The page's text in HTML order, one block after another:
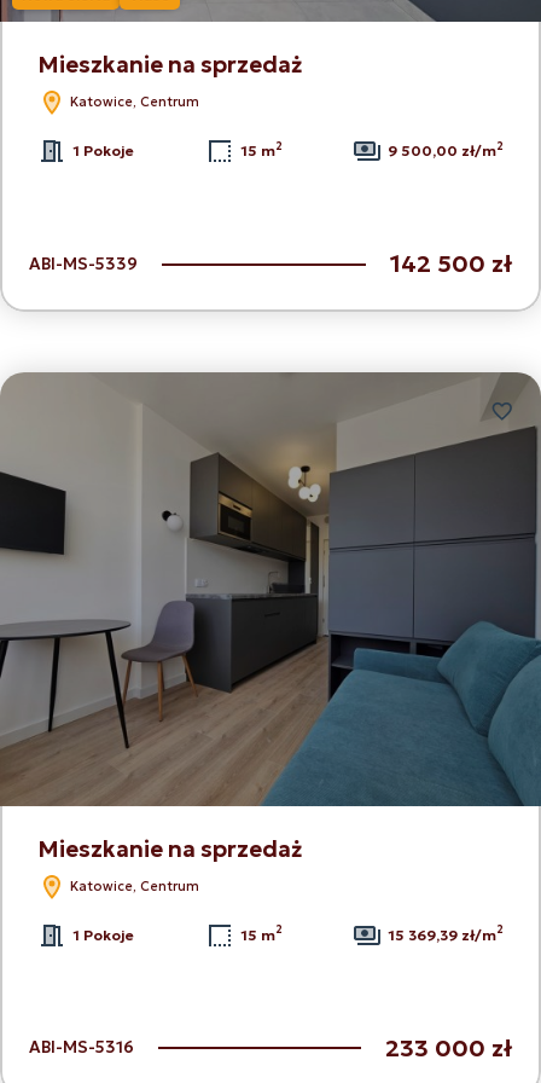
Mieszkanie na sprzedaż
Katowice, Centrum
1 Pokoje 15 m2 9 500,00 zł/m2
ABI-MS-5339 142 500 zł
Mieszkanie na sprzedaż
Katowice, Centrum
1 Pokoje 15 m2 15 369,39 zł/m2
ABI-MS-5316 233 000 zł